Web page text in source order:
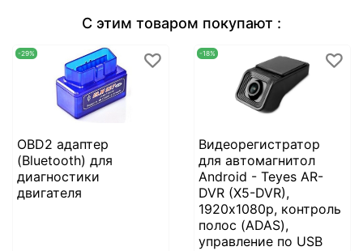
С этим товаром покупают :
-29%
OBD2 адаптер
(Bluetooth) для
диагностики
двигателя
-18%
Видеорегистратор
для автомагнитол
Android - Teyes AR-
DVR (X5-DVR),
1920х1080p, контроль
полос (ADAS),
управление по USB